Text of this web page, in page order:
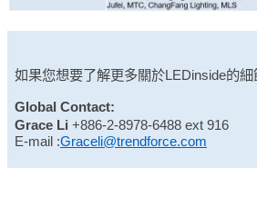
如果您想要了解更多關於LEDinside的細
Global Contact:
Grace Li +886-2-8978-6488 ext 916
E-mail :Graceli@trendforce.com